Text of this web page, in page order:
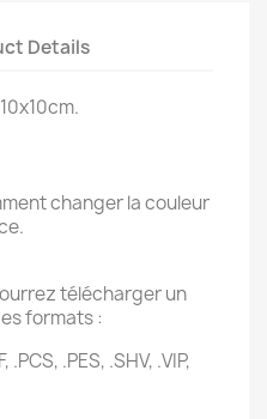
Details
changer la couleur
télécharger un
formats :
.PCS, .PES, .SHV, .VIP,